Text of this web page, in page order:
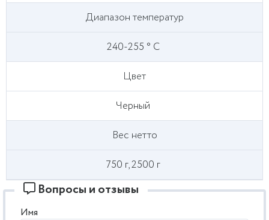
Диапазон температур
240-255 ° С
Цвет
Черный
Вес нетто
750 г, 2500 г
Вопросы и отзывы
Имя